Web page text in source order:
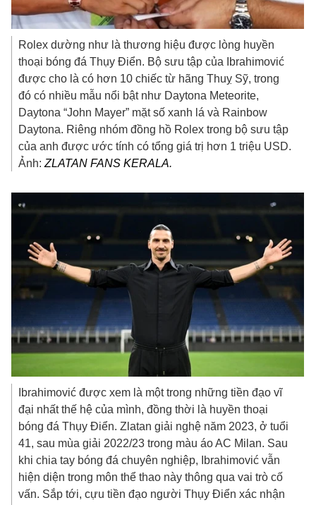
Rolex dường như là thương hiệu được lòng huyền
thoại bóng đá Thụy Điển. Bộ sưu tập của Ibrahimović
được cho là có hơn 10 chiếc từ hãng Thuỵ Sỹ, trong
đó có nhiều mẫu nổi bật như Daytona Meteorite,
Daytona “John Mayer” mặt số xanh lá và Rainbow
Daytona. Riêng nhóm đồng hồ Rolex trong bộ sưu tập
của anh được ước tính có tổng giá trị hơn 1 triệu USD.
Ảnh:ZLATAN FANS KERALA.
Ibrahimović được xem là một trong những tiền đạo vĩ
đại nhất thế hệ của mình, đồng thời là huyền thoại
bóng đá Thụy Điển. Zlatan giải nghệ năm 2023, ở tuổi
41, sau mùa giải 2022/23 trong màu áo AC Milan. Sau
khi chia tay bóng đá chuyên nghiệp, Ibrahimović vẫn
hiện diện trong môn thể thao này thông qua vai trò cố
vấn. Sắp tới, cựu tiền đạo người Thụy Điển xác nhận